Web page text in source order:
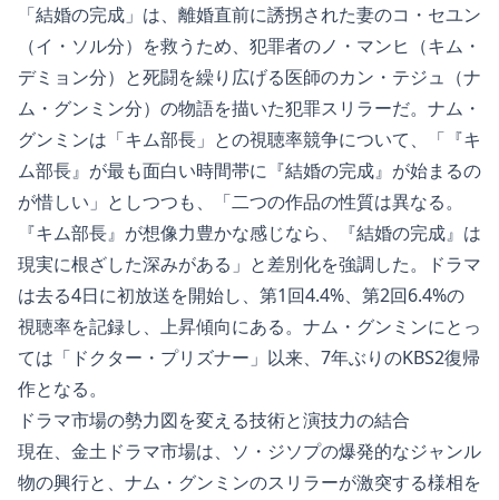
「結婚の完成」は、離婚直前に誘拐された妻のコ・セユン
（イ・ソル分）を救うため、犯罪者のノ・マンヒ（キム・
デミョン分）と死闘を繰り広げる医師のカン・テジュ（ナ
ム・グンミン分）の物語を描いた犯罪スリラーだ。ナム・
グンミンは「キム部長」との視聴率競争について、「『キ
ム部長』が最も面白い時間帯に『結婚の完成』が始まるの
が惜しい」としつつも、「二つの作品の性質は異なる。
『キム部長』が想像力豊かな感じなら、『結婚の完成』は
現実に根ざした深みがある」と差別化を強調した。ドラマ
は去る4日に初放送を開始し、第1回4.4%、第2回6.4%の
視聴率を記録し、上昇傾向にある。ナム・グンミンにとっ
ては「ドクター・プリズナー」以来、7年ぶりのKBS2復帰
作となる。
ドラマ市場の勢力図を変える技術と演技力の結合
現在、金土ドラマ市場は、ソ・ジソプの爆発的なジャンル
物の興行と、ナム・グンミンのスリラーが激突する様相を